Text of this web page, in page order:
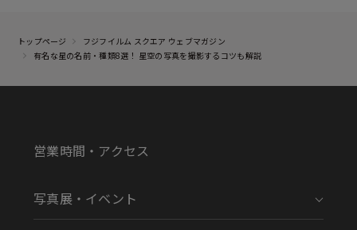
トップページ
フジフイルム スクエア ウェブマガジン
有名な星の名前・種類8選！ 星空の写真を撮影するコツも解説
営業時間・アクセス
写真展・イベント